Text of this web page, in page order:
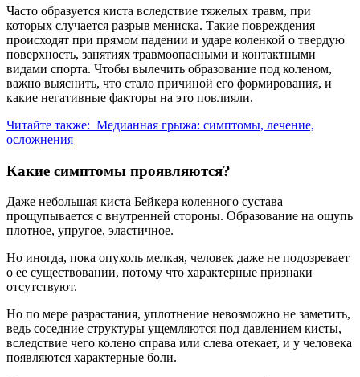
Часто образуется киста вследствие тяжелых травм, при
которых случается разрыв мениска. Такие повреждения
происходят при прямом падении и ударе коленкой о твердую
поверхность, занятиях травмоопасными и контактными
видами спорта. Чтобы вылечить образование под коленом,
важно выяснить, что стало причиной его формирования, и
какие негативные факторы на это повлияли.
Читайте также: Медианная грыжа: симптомы, лечение,
осложнения
Какие симптомы проявляются?
Даже небольшая киста Бейкера коленного сустава
прощупывается с внутренней стороны. Образование на ощупь
плотное, упругое, эластичное.
Но иногда, пока опухоль мелкая, человек даже не подозревает
о ее существовании, потому что характерные признаки
отсутствуют.
Но по мере разрастания, уплотнение невозможно не заметить,
ведь соседние структуры ущемляются под давлением кисты,
вследствие чего колено справа или слева отекает, и у человека
появляются характерные боли.